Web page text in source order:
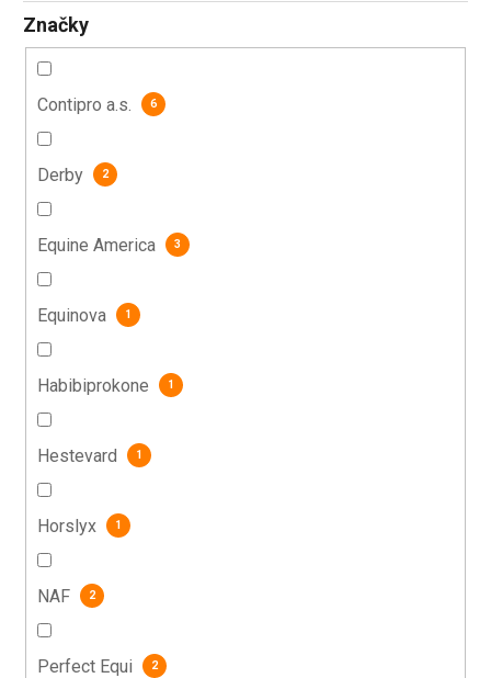
Značky
Contipro a.s. 6
Derby 2
Equine America 3
Equinova 1
Habibiprokone 1
Hestevard 1
Horslyx 1
NAF 2
Perfect Equi 2